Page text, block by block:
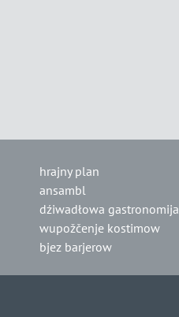
hrajny plan
ansambl
dźiwadłowa gastronomija
wupožčenje kostimow
bjez barjerow